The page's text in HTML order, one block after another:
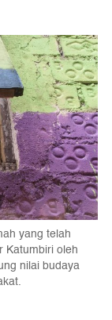
yang telah
Katumbiri oleh
nilai budaya